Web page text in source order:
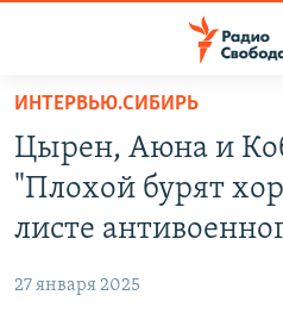
упрощенного
доступа
Вернуться
основному
Вернутся
ПОДКАСТЫ
АВТОРСКИЕ ПРОЕКТЫ
МНЕНИЯ
ИНТЕРВЬЮ.СИБИРЬ
Цырен, Аюна и
"Плохой бурят
листе
27 января 2025